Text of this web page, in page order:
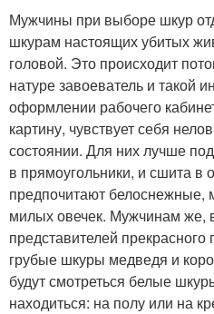
Мужчины при выборе шкур
шкурам настоящих убитых
головой. Это происходит
натуре завоеватель и такой
оформлении рабочего
картину, чувствует себя
состоянии. Для них лучше
в прямоугольники, и сшита
предпочитают белоснежные,
милых овечек. Мужчинам же,
представителей
грубые шкуры медведя и
будут смотреться белые
находиться: на полу или на